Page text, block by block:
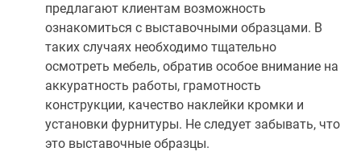
предлагают клиентам возможность
ознакомиться с выставочными образцами. В
таких случаях необходимо тщательно
осмотреть мебель, обратив особое внимание на
аккуратность работы, грамотность
конструкции, качество наклейки кромки и
установки фурнитуры. Не следует забывать, что
это выставочные образцы.